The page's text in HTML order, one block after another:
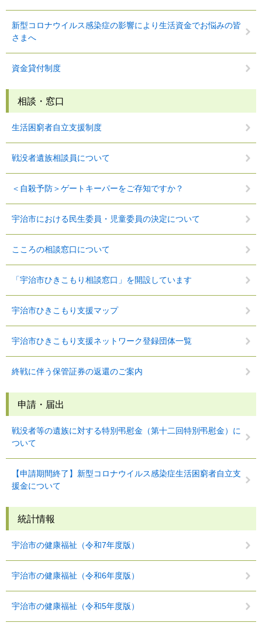
新型コロナウイルス感染症の影響により生活資金でお悩みの皆
さまへ
資金貸付制度
相談・窓口
生活困窮者自立支援制度
戦没者遺族相談員について
＜自殺予防＞ゲートキーパーをご存知ですか？
宇治市における民生委員・児童委員の決定について
こころの相談窓口について
「宇治市ひきこもり相談窓口」を開設しています
宇治市ひきこもり支援マップ
宇治市ひきこもり支援ネットワーク登録団体一覧
終戦に伴う保管証券の返還のご案内
申請・届出
戦没者等の遺族に対する特別弔慰金（第十二回特別弔慰金）に
ついて
【申請期間終了】新型コロナウイルス感染症生活困窮者自立支
援金について
統計情報
宇治市の健康福祉（令和7年度版）
宇治市の健康福祉（令和6年度版）
宇治市の健康福祉（令和5年度版）